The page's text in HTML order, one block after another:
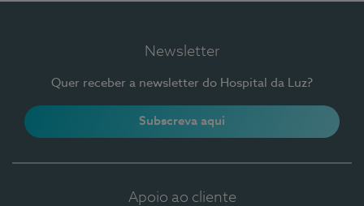
Newsletter
Quer receber a newsletter do Hospital da Luz?
Subscreva aqui
Apoio ao cliente